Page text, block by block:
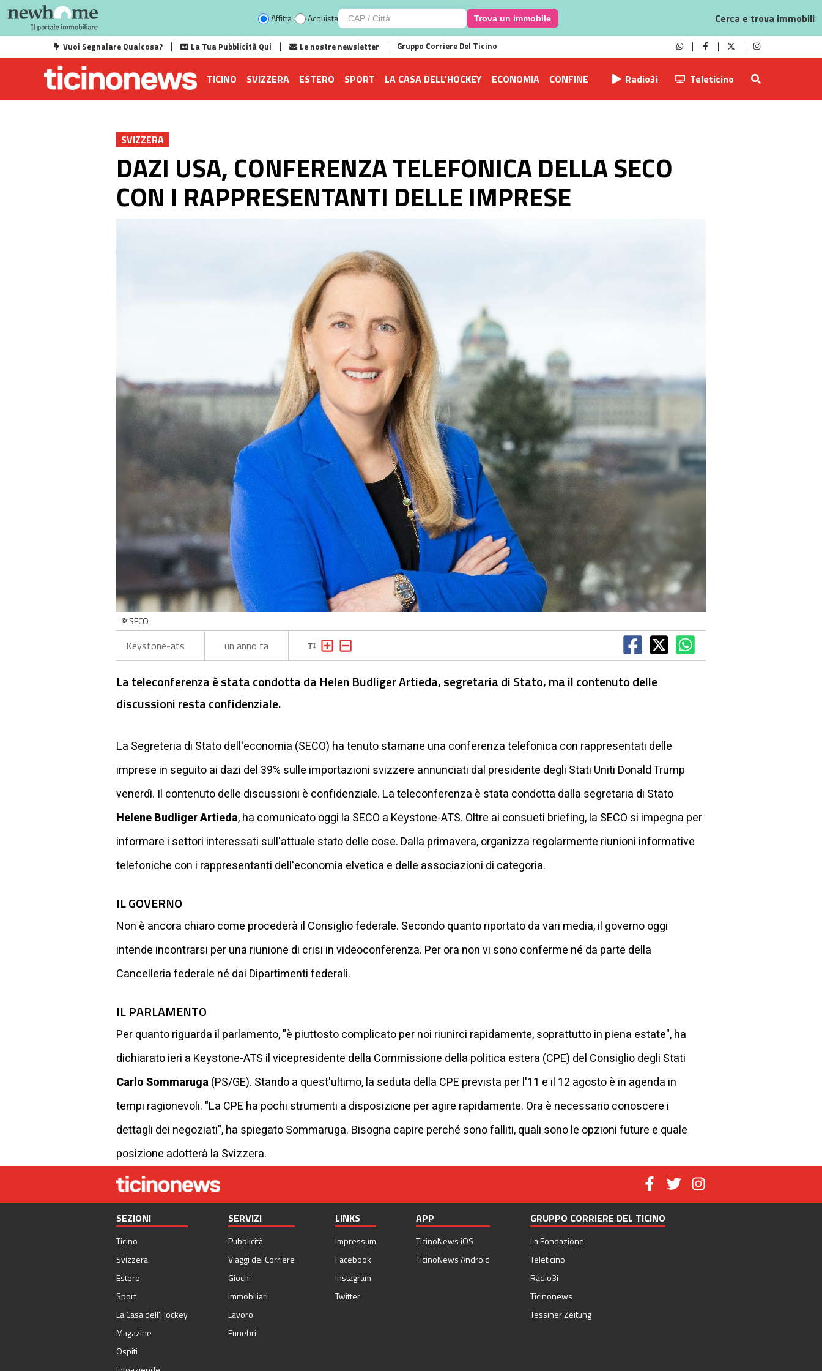
Affitta Acquista Trova un immobile Cerca e trova immobili
Vuoi Segnalare Qualcosa? La Tua Pubblicità Qui Le nostre newsletter Gruppo Corriere Del Ticino
TICINO SVIZZERA ESTERO SPORT LA CASA DELL'HOCKEY ECONOMIA CONFINE Radio3i Teleticino
SVIZZERA
DAZI USA, CONFERENZA TELEFONICA DELLA SECO
CON I RAPPRESENTANTI DELLE IMPRESE
© SECO
Keystone-ats un anno fa
La teleconferenza è stata condotta da Helen Budliger Artieda, segretaria di Stato, ma il contenuto delle
discussioni resta confidenziale.
La Segreteria di Stato dell'economia (SECO) ha tenuto stamane una conferenza telefonica con rappresentati delle
imprese in seguito ai dazi del 39% sulle importazioni svizzere annunciati dal presidente degli Stati Uniti Donald Trump
venerdì. Il contenuto delle discussioni è confidenziale. La teleconferenza è stata condotta dalla segretaria di Stato
Helene Budliger Artieda, ha comunicato oggi la SECO a Keystone-ATS. Oltre ai consueti briefing, la SECO si impegna per
informare i settori interessati sull'attuale stato delle cose. Dalla primavera, organizza regolarmente riunioni informative
telefoniche con i rappresentanti dell'economia elvetica e delle associazioni di categoria.
IL GOVERNO
Non è ancora chiaro come procederà il Consiglio federale. Secondo quanto riportato da vari media, il governo oggi
intende incontrarsi per una riunione di crisi in videoconferenza. Per ora non vi sono conferme né da parte della
Cancelleria federale né dai Dipartimenti federali.
IL PARLAMENTO
Per quanto riguarda il parlamento, "è piuttosto complicato per noi riunirci rapidamente, soprattutto in piena estate", ha
dichiarato ieri a Keystone-ATS il vicepresidente della Commissione della politica estera (CPE) del Consiglio degli Stati
Carlo Sommaruga(PS/GE). Stando a quest'ultimo, la seduta della CPE prevista per l'11 e il 12 agosto è in agenda in
tempi ragionevoli. "La CPE ha pochi strumenti a disposizione per agire rapidamente. Ora è necessario conoscere i
dettagli dei negoziati", ha spiegato Sommaruga. Bisogna capire perché sono falliti, quali sono le opzioni future e quale
posizione adotterà la Svizzera.
SEZIONI
Ticino
Svizzera
Estero
Sport
La Casa dell'Hockey
Magazine
Ospiti
SERVIZI
Pubblicità
Viaggi del Corriere
Giochi
Immobiliari
Lavoro
Funebri
LINKS
Impressum
Facebook
Instagram
Twitter
APP
TicinoNews iOS
TicinoNews Android
GRUPPO CORRIERE DEL TICINO
La Fondazione
Teleticino
Radio3i
Ticinonews
Tessiner Zeitung